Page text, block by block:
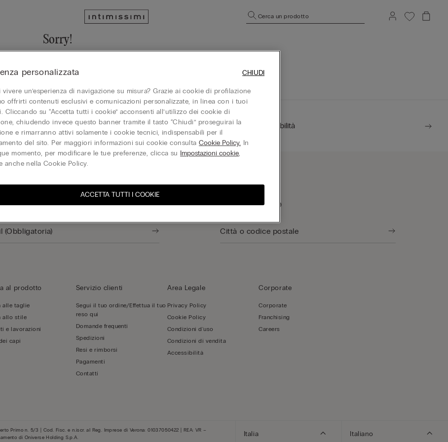
Cerca un prodotto
Sorry!
Gift Card Sostenibilità
alla newsletter Trova un negozio
al prodotto
alle taglie
allo stile
e lavorazioni
capi
Servizio clienti
Segui il tuo ordine/Effettua il tuo
reso qui
Domande frequenti
Spedizioni
Resi e rimborsi
Pagamenti
Contatti
Area Legale
Privacy Policy
Cookie Policy
Condizioni d'uso
Condizioni di vendita
Accessibilità
Corporate
Corporate
Franchising
Careers
Primo n. 5/3 | Cod. Fisc. e n.iscr. al Reg. Imprese di Verona: 01037050422 | REA: VR –
di Oniverse Holding S.p.A.
Italia Italiano
personalizzata
vivere un’esperienza di navigazione su misura? Grazie ai cookie di profilazione
offrirti contenuti esclusivi e comunicazioni personalizzate, in linea con i tuoi
Cliccando su “Accetta tutti i cookie” acconsenti all’utilizzo dei cookie di
chiudendo invece questo banner tramite il tasto “Chiudi” proseguirai la
e rimarranno attivi solamente i cookie tecnici, indispensabili per il
del sito. Per maggiori informazioni sui cookie consultaCookie Policy. In
momento, per modificare le tue preferenze, clicca su Impostazioni cookie,
anche nella Cookie Policy.
ACCETTA TUTTI I COOKIE
CHIUDI